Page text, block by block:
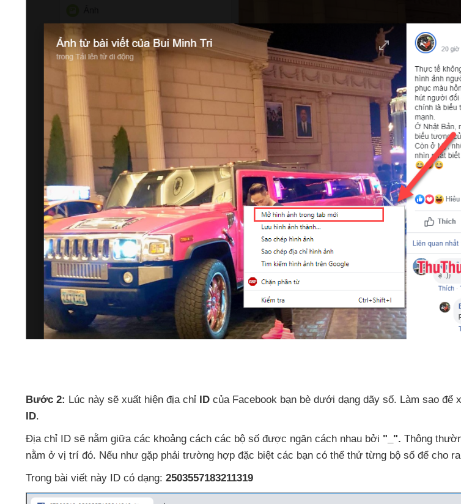
Bước 2: Lúc này sẽ xuất hiện địa chỉ ID của Facebook bạn bè dưới dạng dãy số. Làm sao để
ID.
Địa chỉ ID sẽ nằm giữa các khoảng cách các bộ số được ngăn cách nhau bởi "_". Thông
nằm ở vị trí đó. Nếu như gặp phải trường hợp đặc biệt các bạn có thể thử từng bộ số để cho
Trong bài viết này ID có dạng: 2503557183211319